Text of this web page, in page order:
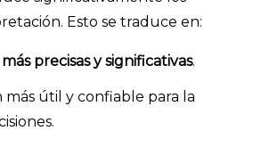
Esto se traduce en:
precisas y significativas.
más útil y confiable para la